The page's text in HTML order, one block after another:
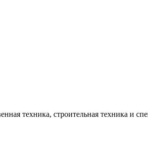
техника, строительная техника и